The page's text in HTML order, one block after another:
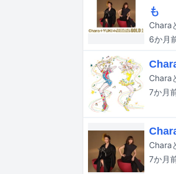
も
6か月
7か月
7か月